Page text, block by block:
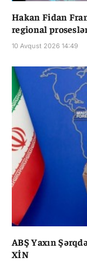
Hakan Fidan
regional
10 Avqust 2026 14:49
ABŞ Yaxın
XİN